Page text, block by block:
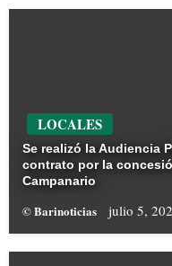
LOCALES
Se realizó la Audiencia
contrato por la
Campanario
© Barinoticias julio 5,